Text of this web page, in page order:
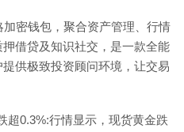
密钱包，聚合资产管理、行情
借贷及知识社交，是一款全能
供极致投资顾问环境，让交易
超0.3%:行情显示，现货黄金跌